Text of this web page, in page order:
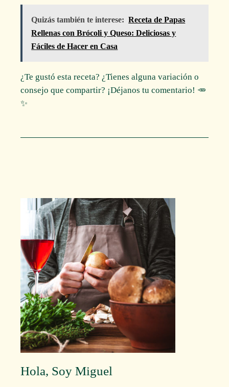
Quizás también te interese: Receta de Papas
Rellenas con Brócoli y Queso: Deliciosas y
Fáciles de Hacer en Casa
¿Te gustó esta receta? ¿Tienes alguna variación o
consejo que compartir? ¡Déjanos tu comentario! 🥕
✨
Hola, Soy Miguel